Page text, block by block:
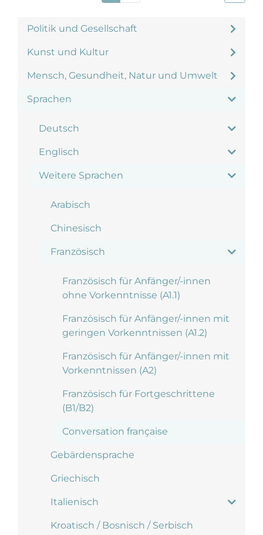
Politik und Gesellschaft
Kunst und Kultur
Mensch, Gesundheit, Natur und Umwelt
Sprachen
Deutsch
Englisch
Weitere Sprachen
Arabisch
Chinesisch
Französisch
Französisch für Anfänger/-innen
ohne Vorkenntnisse (A1.1)
Französisch für Anfänger/-innen mit
geringen Vorkenntnissen (A1.2)
Französisch für Anfänger/-innen mit
Vorkenntnissen (A2)
Französisch für Fortgeschrittene
(B1/B2)
Conversation française
Gebärdensprache
Griechisch
Italienisch
Kroatisch / Bosnisch / Serbisch